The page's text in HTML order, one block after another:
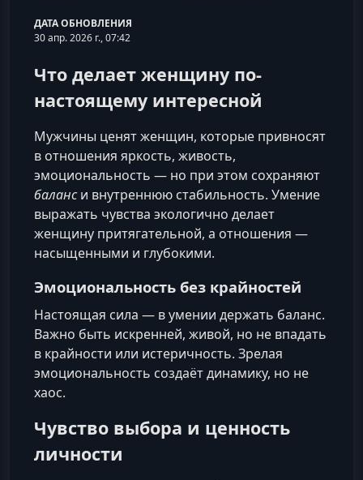
ДАТА ОБНОВЛЕНИЯ
30 апр. 2026 г., 07:42
Что делает женщину по-
настоящему интересной
Мужчины ценят женщин, которые привносят
в отношения яркость, живость,
эмоциональность — но при этом сохраняют
баланси внутреннюю стабильность. Умение
выражать чувства экологично делает
женщину притягательной, а отношения —
насыщенными и глубокими.
Эмоциональность без крайностей
Настоящая сила — в умении держать баланс.
Важно быть искренней, живой, но не впадать
в крайности или истеричность. Зрелая
эмоциональность создаёт динамику, но не
хаос.
Чувство выбора и ценность
личности